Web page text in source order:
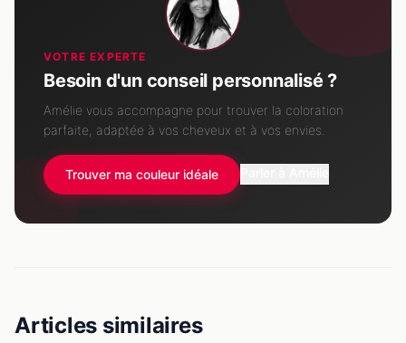
VOTRE EXPERTE
Besoin d'un conseil personnalisé ?
Amélie vous accompagne pour trouver la coloration
parfaite, adaptée à vos cheveux et à vos envies.
Trouver ma couleur idéale
Articles similaires